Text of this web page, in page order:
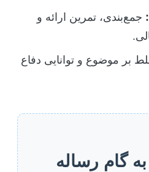
جمع‌بندی، تمرین ارائه و
بر موضوع و توانایی دفاع
گام رساله